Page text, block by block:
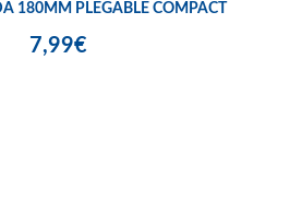
180MM PLEGABLE COMPACT
7,99€